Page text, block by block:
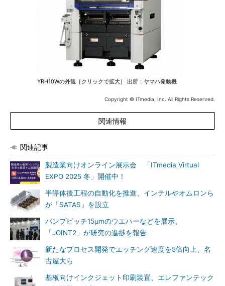
YRH10Wの外観［クリックで拡大］ 出所：ヤマハ発動機
Copyright © ITmedia, Inc. All Rights Reserved.
関連情報
関連記事
製造業向けオンライン展示会 「ITmedia Virtual
EXPO 2025 冬」開催中！
半導体後工程の自動化を推進、インテルやオムロンら
が「SATAS」を設立
バンプピッチ15μmのウエハーなどを展示、
「JOINT2」が研究の進捗を報告
新たなプロセス開発でエッチング速度を5倍向上、名
古屋大ら
基板向けインクジェット印刷装置、エレファンテック